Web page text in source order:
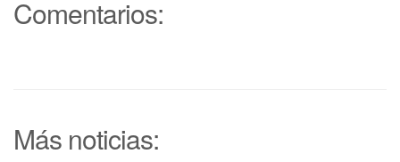
Comentarios:
Más noticias: